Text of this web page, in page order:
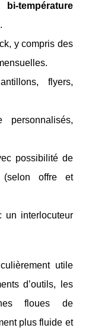
bi-température
y compris des
flyers,
possibilité de
offre et
un interlocuteur
utile
d’outils, les
floues de
plus fluide et